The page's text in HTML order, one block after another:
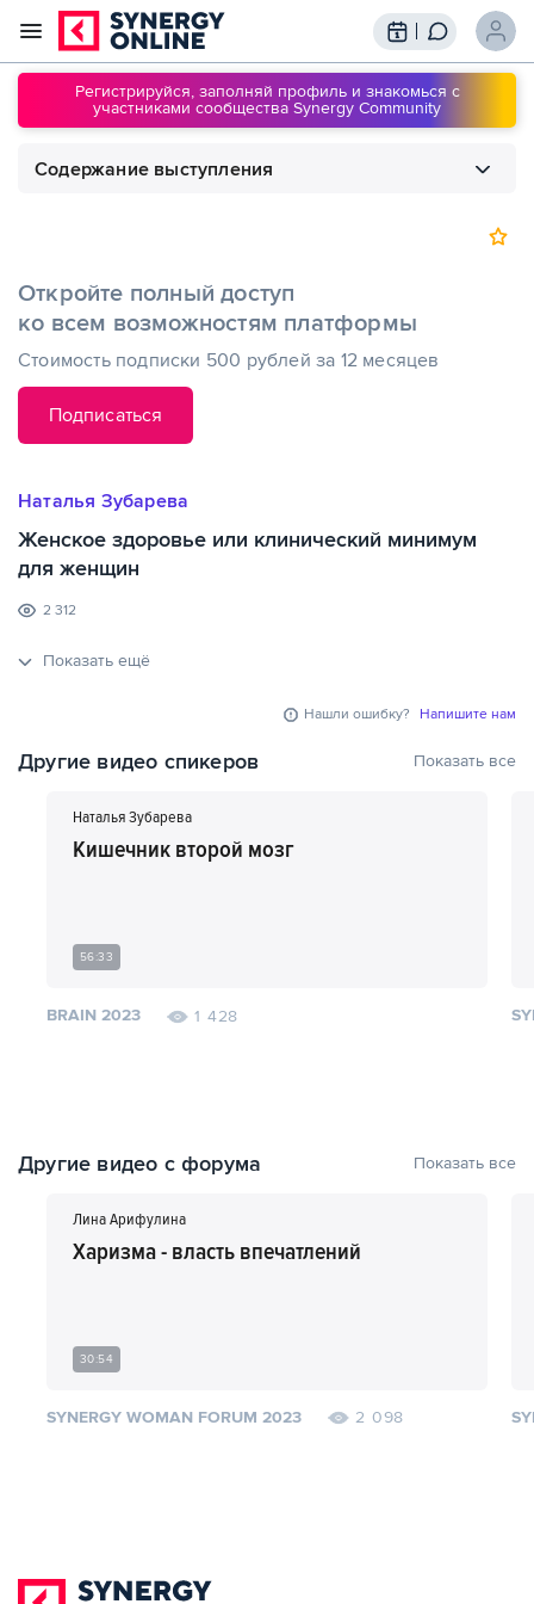
Регистрируйся, заполняй профиль и знакомься с
участниками сообщества Synergy Community
Трансляции
Вебинары
Обучение
Знания
Сообщество
Подписки
Содержание выступления
Наталья Зубарева
Женское здоровье или клинический минимум
для женщин
2 312
Показать ещё
Откройте полный доступ
ко всем возможностям платформы
Стоимость подписки 500 рублей за 12 месяцев
Подписаться
Нашли ошибку? Напишите нам
Другие видео спикеров Показать все
Наталья Зубарева
Кишечник второй мозг
56:33
BRAIN 2023 1 428
Другие видео с форума Показать все
Лина Арифулина
Харизма - власть впечатлений
30:54
SYNERGY WOMAN FORUM 2023 2 098